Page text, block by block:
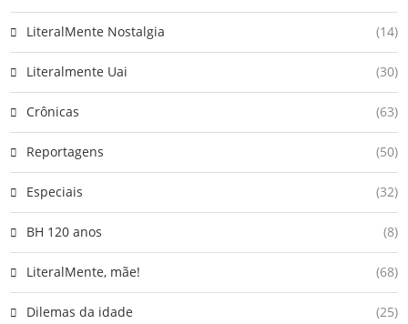
LiteralMente Nostalgia (14)
Literalmente Uai (30)
Crônicas (63)
Reportagens (50)
Especiais (32)
BH 120 anos (8)
LiteralMente, mãe! (68)
Dilemas da idade (25)